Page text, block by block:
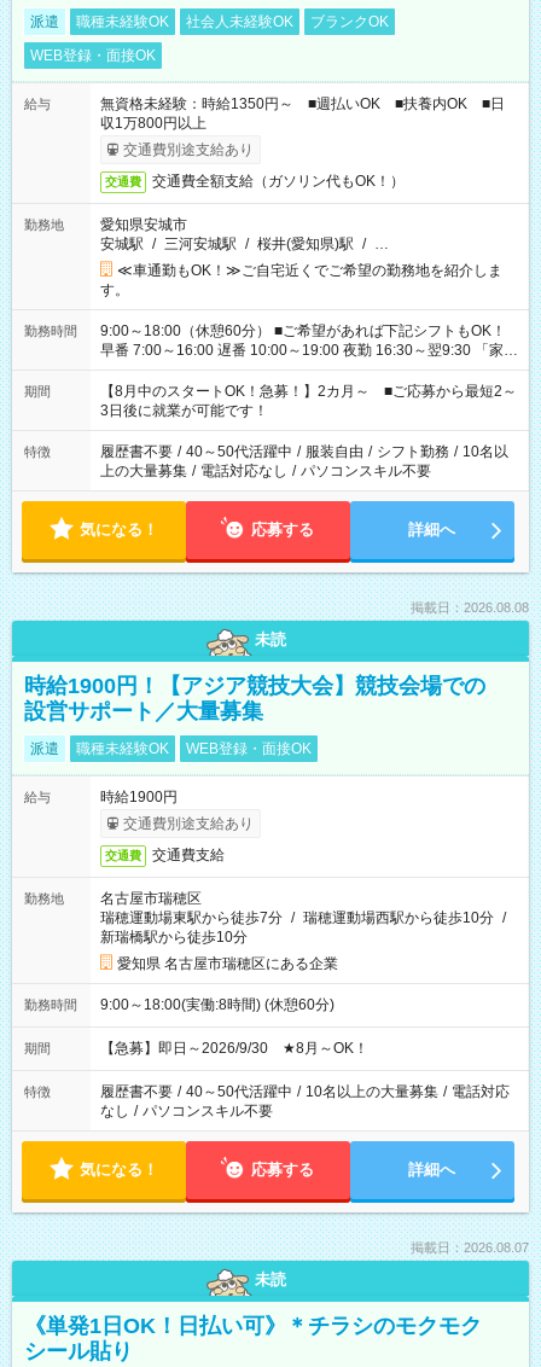
派遣 職種未経験OK 社会人未経験OK
ブランクOK
WEB登録・面接OK
給与
無資格未経験：時給1350円～ ■週払いOK ■扶養内OK ■日
収1万800円以上
交通費別途支給あり
交通費 交通費全額支給（ガソリン代もOK！）
勤務地
愛知県安城市
安城駅 / 三河安城駅 / 桜井(愛知県)駅 / …
≪車通勤もOK！≫ご自宅近くでご希望の勤務地を紹介しま
す。
勤務時間
9:00～18:00（休憩60分） ■ご希望があれば下記シフトもOK！
早番 7:00～16:00 遅番 10:00～19:00 夜勤 16:30～翌9:30 「家族
と休みを合わせたい」 「余裕を持って夕飯の準備がしたい」
「できれば残業はしたくない」 など、ご希望を教えてください
ね。 ※Wワーク希望の方へ 今ご覧のお仕事で希望する勤務時間
と、もう1つのお仕事の勤務時間。 合計で週40時間を超える場
合は応募できません。
期間
【8月中のスタートOK！急募！】2カ月～ ■ご応募から最短2～
3日後に就業が可能です！
特徴 履歴書不要 / 40～50代活躍中 / 服装自由 / シフト勤務 / 10名以
上の大量募集 / 電話対応なし / パソコンスキル不要
気になる！ 応募する 詳細へ
掲載日：2026.08.08
未読
時給1900円！【アジア競技大会】競技会場での
設営サポート／大量募集
派遣 職種未経験OK WEB登録・面接OK
給与
時給1900円
交通費別途支給あり
交通費 交通費支給
勤務地
名古屋市瑞穂区
瑞穂運動場東駅から徒歩7分 / 瑞穂運動場西駅から徒歩10分 /
新瑞橋駅から徒歩10分
愛知県 名古屋市瑞穂区にある企業
勤務時間 9:00～18:00(実働:8時間) (休憩60分)
期間 【急募】即日～2026/9/30 ★8月～OK！
特徴 履歴書不要 / 40～50代活躍中 / 10名以上の大量募集 / 電話対応
なし / パソコンスキル不要
気になる！ 応募する 詳細へ
掲載日：2026.08.07
未読
《単発1日OK！日払い可》＊チラシのモクモク
シール貼り